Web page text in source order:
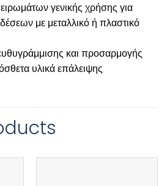
γενικής χρήσης για
με μεταλλικό ή πλαστικό
και προσαρμογής
υλικά επάλειψης